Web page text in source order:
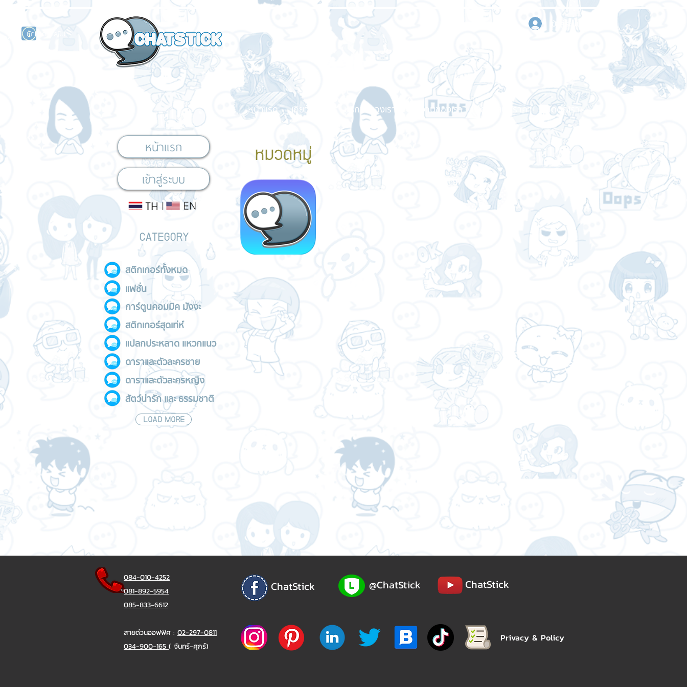
นักแสดงศิลปิน
เข้าสู่ระบบ
หน้าแรก เกี่ยวกับเรา บริการของเรา ผลงานของเรา ขอใบเสนอราคา ติดต่อเรา
หน้าแรก
เข้าสู่ระบบ
CATEGORY
สติกเกอร์ทั้งหมด
แฟชั่น
การ์ตูนคอมมิค มังงะ
สติกเกอร์สุดเท่ห์
แปลกประหลาด แหวกแนว
ดาราและตัวละครชาย
ดาราและตัวละครหญิง
สัตว์น่ารัก และ ธรรมชาติ
LOAD MORE
หมวดหมู่
084-010-4252
081-892-5954
085-833-6612
สายด่วนออฟฟิศ : 02-297-0811
034-900-165 ( จันทร์-ศุกร์)
ChatStick @ChatStick ChatStick
Privacy & Policy